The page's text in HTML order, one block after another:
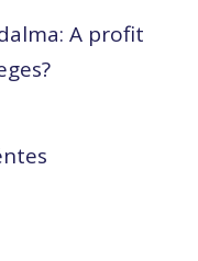
A profit